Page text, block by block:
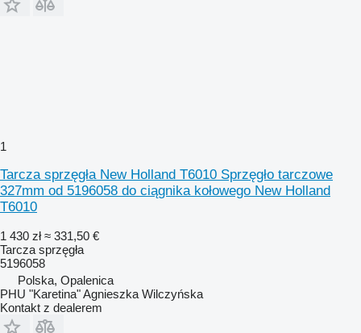
1
Tarcza sprzęgła New Holland T6010 Sprzęgło tarczowe
327mm od 5196058 do ciągnika kołowego New Holland
T6010
1 430 zł ≈ 331,50 €
Tarcza sprzęgła
5196058
Polska, Opalenica
PHU "Karetina" Agnieszka Wilczyńska
Kontakt z dealerem